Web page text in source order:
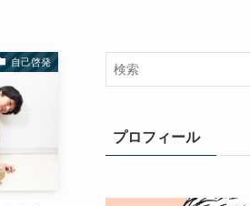
自己啓発
プロフィール